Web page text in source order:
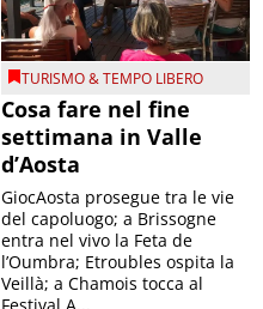
TURISMO & TEMPO LIBERO
Cosa fare nel fine
settimana in Valle
d’Aosta
GiocAosta prosegue tra le vie
del capoluogo; a Brissogne
entra nel vivo la Feta de
l’Oumbra; Etroubles ospita la
Veillà; a Chamois tocca al